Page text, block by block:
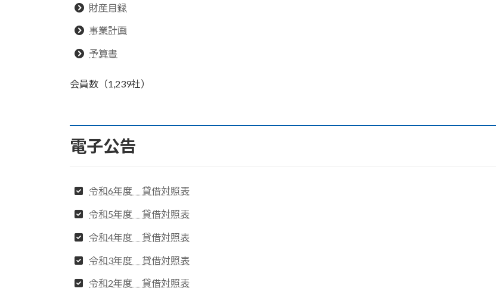
財産目録
事業計画
予算書
会員数（1,239社）
電子公告
令和6年度 貸借対照表
令和5年度 貸借対照表
令和4年度 貸借対照表
令和3年度 貸借対照表
令和2年度 貸借対照表